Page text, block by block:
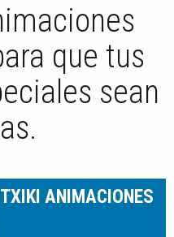
que tus
sean
TXIKI ANIMACIONES